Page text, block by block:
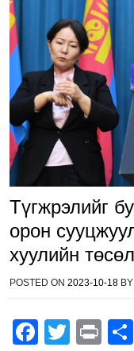
Түгжрэлийг
орон
хуулийн
POSTED ON 2023-10-18 BY
F
T
Pr